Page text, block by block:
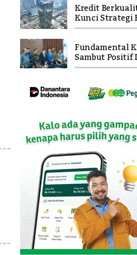
Kredit
Kunci Strategi
Fundamental
Sambut Positif